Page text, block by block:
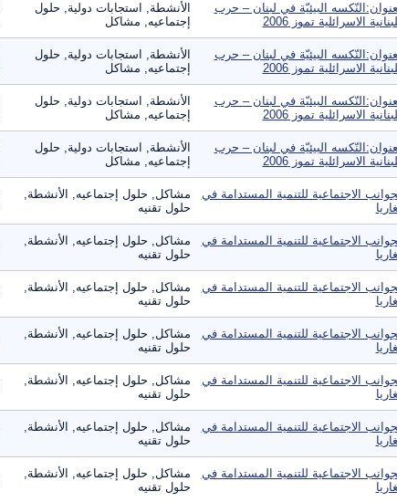
البيئيّة في لبنان – حرب
الاسرائلية تموز 2006
الأنشطة, استجابات دولية, حلول
إجتماعيه, مشاكل
البيئيّة في لبنان – حرب
الاسرائلية تموز 2006
الأنشطة, استجابات دولية, حلول
إجتماعيه, مشاكل
البيئيّة في لبنان – حرب
الاسرائلية تموز 2006
الأنشطة, استجابات دولية, حلول
إجتماعيه, مشاكل
البيئيّة في لبنان – حرب
الاسرائلية تموز 2006
الأنشطة, استجابات دولية, حلول
إجتماعيه, مشاكل
الاجتماعية للتنمية المستدامة في
مشاكل, حلول إجتماعيه, الأنشطة,
حلول تقنيه
الاجتماعية للتنمية المستدامة في
مشاكل, حلول إجتماعيه, الأنشطة,
حلول تقنيه
الاجتماعية للتنمية المستدامة في
مشاكل, حلول إجتماعيه, الأنشطة,
حلول تقنيه
الاجتماعية للتنمية المستدامة في
مشاكل, حلول إجتماعيه, الأنشطة,
حلول تقنيه
الاجتماعية للتنمية المستدامة في
مشاكل, حلول إجتماعيه, الأنشطة,
حلول تقنيه
الاجتماعية للتنمية المستدامة في
مشاكل, حلول إجتماعيه, الأنشطة,
حلول تقنيه
الاجتماعية للتنمية المستدامة في
مشاكل, حلول إجتماعيه, الأنشطة,
حلول تقنيه